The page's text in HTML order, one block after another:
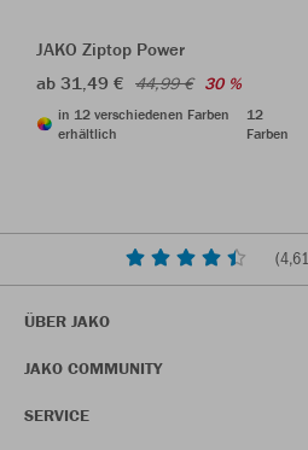
JAKO Ziptop Power
ab 31,49 € 44,99 € 30 %
in 12 verschiedenen Farben
erhältlich
12
Farben
(4,61
ÜBER JAKO
JAKO COMMUNITY
SERVICE